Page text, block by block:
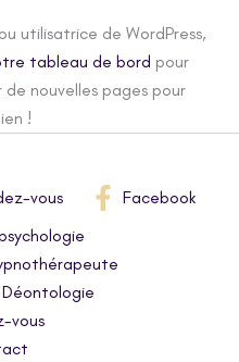
utilisatrice de WordPress,
tableau de bord pour
nouvelles pages pour
!
vous
Facebook
vous